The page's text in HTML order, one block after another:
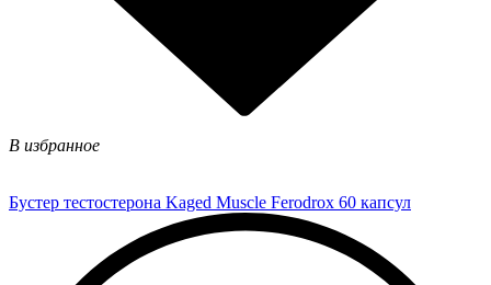
В избранное
Бустер тестостерона Kaged Muscle Ferodrox 60 капсул